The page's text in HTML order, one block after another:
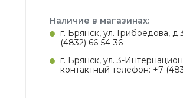
Наличие в магазинах:
г. Брянск, ул. Грибоедова,
(4832) 66-54-36
г. Брянск, ул. 3-
контактный телефон: +7